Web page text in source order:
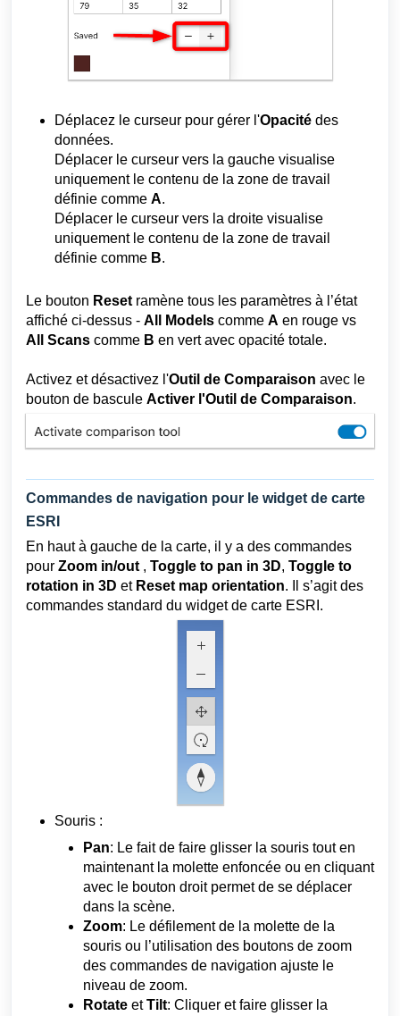
Déplacez le curseur pour gérer l'Opacité des
données.
Déplacer le curseur vers la gauche visualise
uniquement le contenu de la zone de travail
définie comme A.
Déplacer le curseur vers la droite visualise
uniquement le contenu de la zone de travail
définie comme B.
Le bouton Reset ramène tous les paramètres à l’état
affiché ci-dessus - All Models comme A en rouge vs
All Scans comme B en vert avec opacité totale.
Activez et désactivez l'Outil de Comparaison avec le
bouton de bascule Activer l'Outil de Comparaison.
Commandes de navigation pour le widget de carte
ESRI
En haut à gauche de la carte, il y a des commandes
pour Zoom in/out , Toggle to pan in 3D, Toggle to
rotation in 3D et Reset map orientation. Il s’agit des
commandes standard du widget de carte ESRI.
Souris :
Pan: Le fait de faire glisser la souris tout en
maintenant la molette enfoncée ou en cliquant
avec le bouton droit permet de se déplacer
dans la scène.
Zoom: Le défilement de la molette de la
souris ou l’utilisation des boutons de zoom
des commandes de navigation ajuste le
niveau de zoom.
Rotate etTilt: Cliquer et faire glisser la